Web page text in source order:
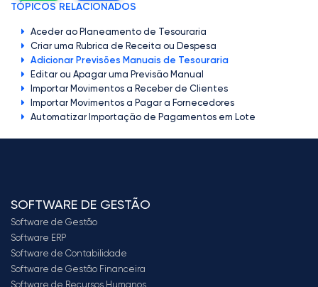
TÓPICOS RELACIONADOS
Aceder ao Planeamento de Tesouraria
Criar uma Rubrica de Receita ou Despesa
Adicionar Previsões Manuais de Tesouraria
Editar ou Apagar uma Previsão Manual
Importar Movimentos a Receber de Clientes
Importar Movimentos a Pagar a Fornecedores
Automatizar Importação de Pagamentos em Lote
SOFTWARE DE GESTÃO
Software de Gestão
Software ERP
Software de Contabilidade
Software de Gestão Financeira
Software de Recursos Humanos